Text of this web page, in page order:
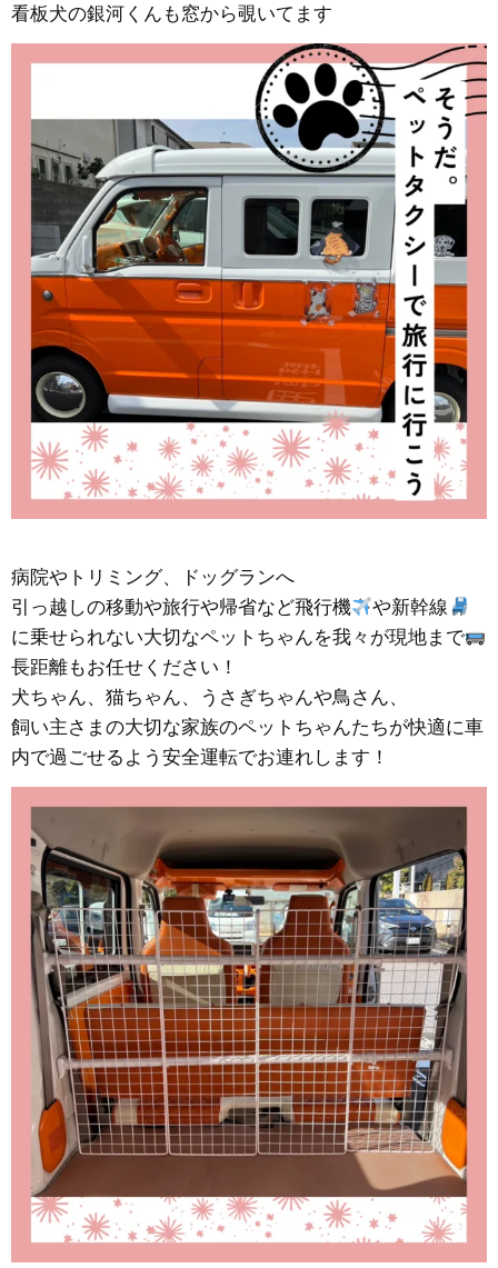
看板犬の銀河くんも窓から覗いてます
病院やトリミング、ドッグランへ
引っ越しの移動や旅行や帰省など飛行機
や新幹線
に乗せられない大切なペットちゃんを我々が現地まで
長距離もお任せください！
犬ちゃん、猫ちゃん、うさぎちゃんや鳥さん、
飼い主さまの大切な家族のペットちゃんたちが快適に車
内で過ごせるよう安全運転でお連れします！